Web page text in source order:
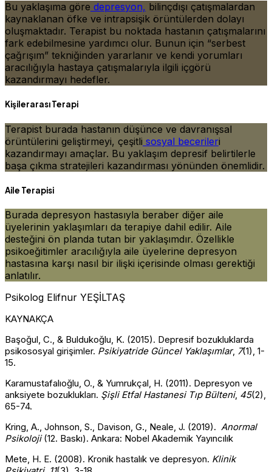
Bu yaklaşıma göre depresyon, bilinçdışı çatışmalardan
kaynaklanan öfke ve intrapsişik örüntülerden dolayı
oluşmaktadır. Terapist bu noktada hastanın çatışmalarını
fark edebilmesine yardımcı olur. Bunun için “serbest
çağrışım” tekniğinden yararlanır ve kendi yorumları
aracılığıyla hastaya çatışmalarıyla ilgili içgörü
kazandırmayı hedefler.
Kişilerarası Terapi
Terapist burada hastanın düşünce ve davranışsal
örüntülerini geliştirmeyi, çeşitli sosyal becerileri
kazandırmayı amaçlar. Bu yaklaşım depresif belirtilerle
başa çıkma stratejileri kazandırması yönünden önemlidir.
Aile Terapisi
Burada depresyon hastasıyla beraber diğer aile
üyelerinin yaklaşımları da terapiye dahil edilir. Aile
desteğini ön planda tutan bir yaklaşımdır. Özellikle
psikoeğitimler aracılığıyla aile üyelerine depresyon
hastasına karşı nasıl bir ilişki içerisinde olması gerektiği
anlatılır.
Psikolog Elifnur YEŞİLTAŞ
KAYNAKÇA
Başoğul, C., & Buldukoğlu, K. (2015). Depresif bozukluklarda
psikososyal girişimler. Psikiyatride Güncel Yaklaşımlar, 7(1), 1-
15.
Karamustafalıoğlu, O., & Yumrukçal, H. (2011). Depresyon ve
anksiyete bozuklukları. Şişli Etfal Hastanesi Tıp Bülteni, 45(2),
65-74.
Kring, A., Johnson, S., Davison, G., Neale, J. (2019). Anormal
Psikoloji(12. Baskı). Ankara: Nobel Akademik Yayıncılık
Mete, H. E. (2008). Kronik hastalık ve depresyon. Klinik